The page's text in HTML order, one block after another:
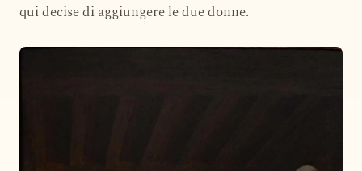
qui decise di aggiungere le due donne.